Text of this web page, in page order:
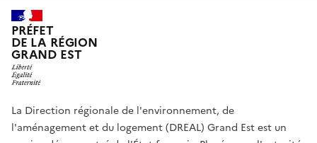
PRÉFET
DE LA RÉGION
GRAND EST
La Direction régionale de l'environnement, de
l'aménagement et du logement (DREAL) Grand Est est un